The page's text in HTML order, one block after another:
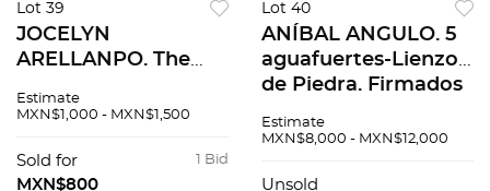
Lot 39
JOCELYN
ARELLANPO. The
Magical Object.
1988. Plata gelatina.
28 x 35.5 cm
Estimate
MXN$1,000 - MXN$1,500
1 Bid
Sold for
MXN$800
Lot 40
ANÍBAL ANGULO. 5
aguafuertes-Lienzo
de Piedra. Firmados
Grabados al
39.5x31cm papel cu
Estimate
MXN$8,000 - MXN$12,000
Unsold